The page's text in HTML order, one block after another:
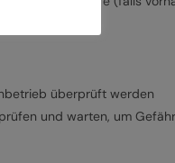
überprüft werden
und warten, um